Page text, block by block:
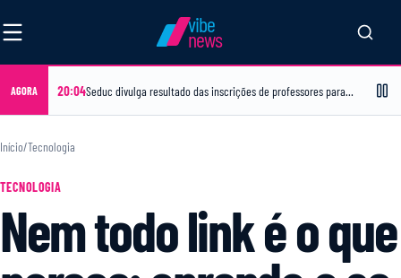
vibe
news
AGORA 20:04 Seduc divulga resultado das inscrições de professores para atuação no Sabadou
Início/Tecnologia
TECNOLOGIA
Nem todo link é o que